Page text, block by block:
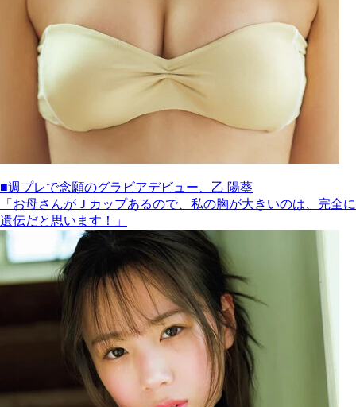
■週プレで念願のグラビアデビュー、乙 陽葵
「お母さんがＪカップあるので、私の胸が大きいのは、完全に
遺伝だと思います！」